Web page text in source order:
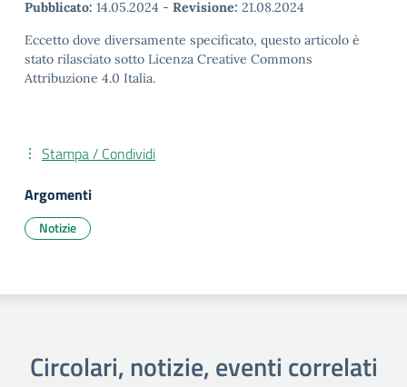
Pubblicato: 14.05.2024 - Revisione: 21.08.2024
Eccetto dove diversamente specificato, questo articolo è
stato rilasciato sotto Licenza Creative Commons
Attribuzione 4.0 Italia.
Stampa / Condividi
Argomenti
Notizie
Circolari, notizie, eventi correlati